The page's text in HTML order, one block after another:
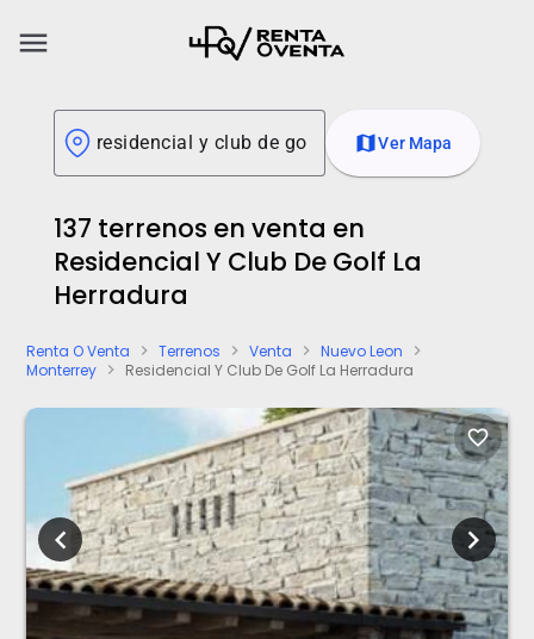
menu
mapVer Mapa
137 terrenos en venta en
Residencial Y Club De Golf La
Herradura
Renta O Venta chevron_right Terrenos chevron_right Venta chevron_right Nuevo Leon chevron_right
Monterrey chevron_right Residencial Y Club De Golf La Herradura
favorite_border
chevron_left chevron_right